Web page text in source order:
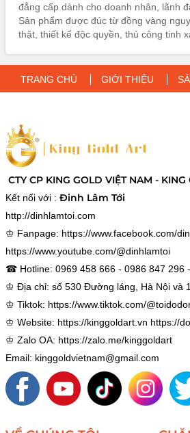
đẳng cấp dành cho doanh nhân, lãnh
Sản phẩm được đúc từ đồng vàng
thật, thiết kế độc quyền, thủ công tinh
TRANG CHỦ
GIỚI THIỆU
CTY CP KING GOLD VIỆT NAM - KING
Kết nối với : Đinh Lâm Tới
http://dinhlamtoi.com
♔ Fanpage: https://www.facebook.com/
https://www.youtube.com/@dinhlamtoi
☎ Hotline: 0969 458 666 - 0986 847 296
♔ Địa chỉ: số 530 Đường láng, Hà Nội và
♔ Tiktok: https://www.tiktok.com/
♔ Website: https://kinggoldart.vn https://
♔ Zalo OA: https://zalo.me/kinggoldart
Email: kinggoldvietnam@gmail.com